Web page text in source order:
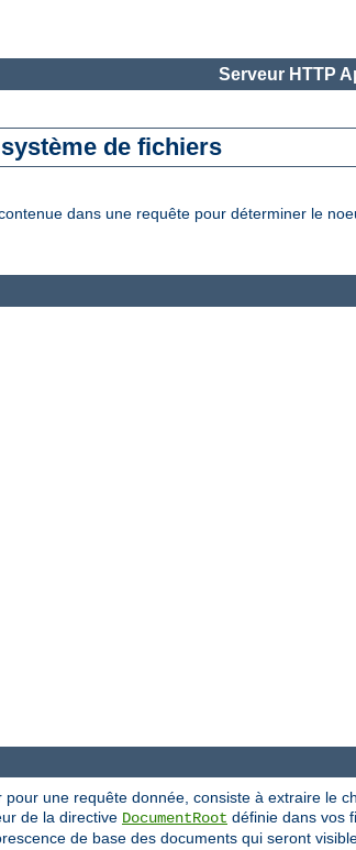
Serveur HTTP
de fichiers
dans une requête pour déterminer le
une requête donnée, consiste à extraire le
de la directive DocumentRoot définie dans vos
de base des documents qui seront